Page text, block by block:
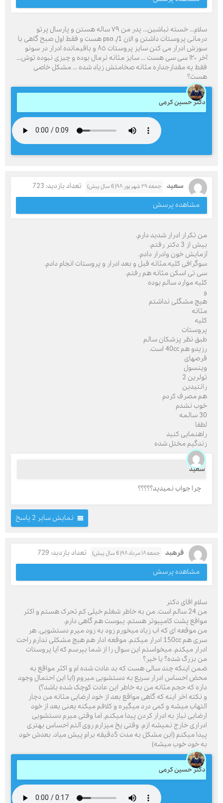
سلام... خسته نباشين... پدر من ٧٩ ساله هستن و پارسال پرتو
درمانى پروستات داشتن و الان psa ./1 هست و فقط اول صبح گاهى با
سوزش ادرار مى كنن سايز پروستات ٨٥ و باقيمانده ادرار در سونو
آخر ١٢٠ سى سى هست ... سايز مثانه نرمال بوده و چيزى نبوده توش...
فقط يه مقدارجداره مثانه صخامتش زياد شده ... مشكل خاصى
هست؟
دکتر حسین کرمی
سعید جمعه ۲۹ شهریور ۹۸( 6 سال پیش)
تعداد بازدید: 723
مشاهده پرسش
من تکرار ادرار شدید دارم.
بیش از 3 دکتر رفتم.
آزمایش خون و‌ادرار دادم.
سوگرافی کلیه.مثانه قبل و بعد ادرار و پروستات انجام دادم.
سی تی اسکن مثانه هم رفتم.
کلیه موارد سالم بوده
و
هیچ مشگلی نداشتم
مثانه
کلیه
پروستات
طبق نظر پزشکان سالم
رزیدو هم 40cc است.
قرصهای
وینسول
تولرین 2
رانتیدین
هم مصرف کردم
خوب نشدم
30 سالمه
لطفا
راهنمایی کنید
زندگیم مختل شده
سعید
چرا جواب نميديد؟؟؟؟؟
نمایش سایر 2 پاسخ
فرهبد جمعه ۱۸ مرداد ۹۸( 6 سال پیش)
تعداد بازدید: 729
مشاهده پرسش
سلام اقای دکتر
من 24 سالم است. من به خاطر شغلم خیلی کم تحرک هستم و اکثر
مواقع پشت کامپیوتر هستم. یبوست هم گاهی دارم.
من موقعه ای که اب زیاد میخورم زود به زود میرم دستشویی. هر
سری هم 150cc ادرار میکنم. موقعه ادار هم هیچ مشکلی ندارم راحت
ادرار میکنم. میخواستم این سوال را از شما بپرسم که آیا پروستات
من بزرگ شده؟ یا خیر؟
ضمن اینکه چند سالی هست که بد عادت شده ام و اکثر مواقع به
محض احساس ادرار سریع به دستشویی میروم (ایا این احتمال وجود
داره که حجم مثانه من به خاطر این عادت کوچک شده باشد؟)
و نکته اخر اینه که گاهی مواقع بعد از خود ارضایی مثانه من دچار
التهاب میشه و کمی درد میگیره و کلافم میکنه یعنی بعد از خود
ارضایی نیاز به ادرار کردن پیدا میکنم, اما وقتی میرم دستشویی
ادراری خارج نمیشه ازم. وقتی یخ میزارم روی آلتم احساس بهتری
پیدا میکنم (این مشکل به مدت 5دقیقه برام پیش میاد. بعدش خود
به خود خوب میشه)
دکتر حسین کرمی